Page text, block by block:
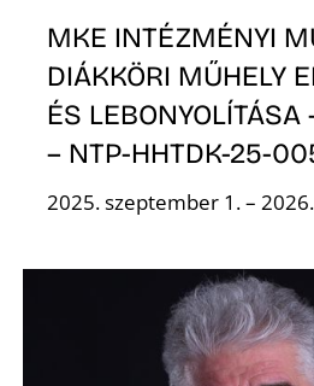
MKE INTÉZMÉNYI
DIÁKKÖRI MŰHELY
ÉS
– NTP-HHTDK-25-
2025. szeptember 1. –